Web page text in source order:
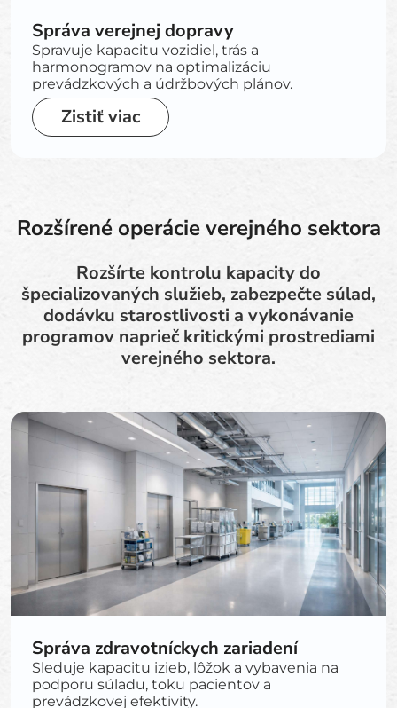
Správa verejnej dopravy
Spravuje kapacitu vozidiel, trás a
harmonogramov na optimalizáciu
prevádzkových a údržbových plánov.
Zistiť viac
Rozšírené operácie verejného sektora
Rozšírte kontrolu kapacity do
špecializovaných služieb, zabezpečte súlad,
dodávku starostlivosti a vykonávanie
programov naprieč kritickými prostrediami
verejného sektora.
Správa zdravotníckych zariadení
Sleduje kapacitu izieb, lôžok a vybavenia na
podporu súladu, toku pacientov a
prevádzkovej efektivity.